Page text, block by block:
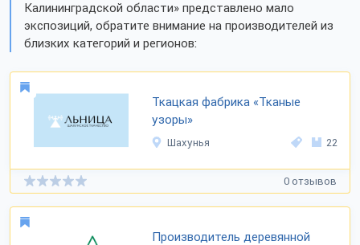
Калининградской области» представлено мало
экспозиций, обратите внимание на производителей из
близких категорий и регионов:
Ткацкая фабрика «Тканые
узоры»
Шахунья 22
0 отзывов
Производитель деревянной